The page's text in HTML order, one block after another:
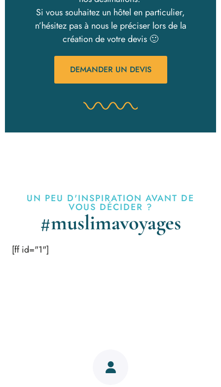
Si vous souhaitez un hôtel en particulier,
n’hésitez pas à nous le préciser lors de la
création de votre devis 🙂
DEMANDER UN DEVIS
UN PEU D'INSPIRATION AVANT DE
VOUS DÉCIDER ?
#muslimavoyages
[ff id="1"]